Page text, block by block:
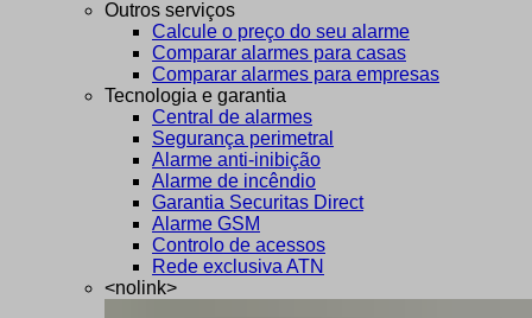
Outros serviços
Calcule o preço do seu alarme
Comparar alarmes para casas
Comparar alarmes para empresas
Tecnologia e garantia
Central de alarmes
Segurança perimetral
Alarme anti-inibição
Alarme de incêndio
Garantia Securitas Direct
Alarme GSM
Controlo de acessos
Rede exclusiva ATN
<nolink>